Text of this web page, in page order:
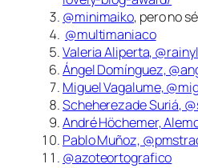
@minimaiko, pero no
@multimaniaco
Valeria Aliperta,
Ángel Domínguez,
Miguel Vagalume,
Scheherezade Suriá,
André Höchemer,
Pablo Muñoz,
@azoteortografico